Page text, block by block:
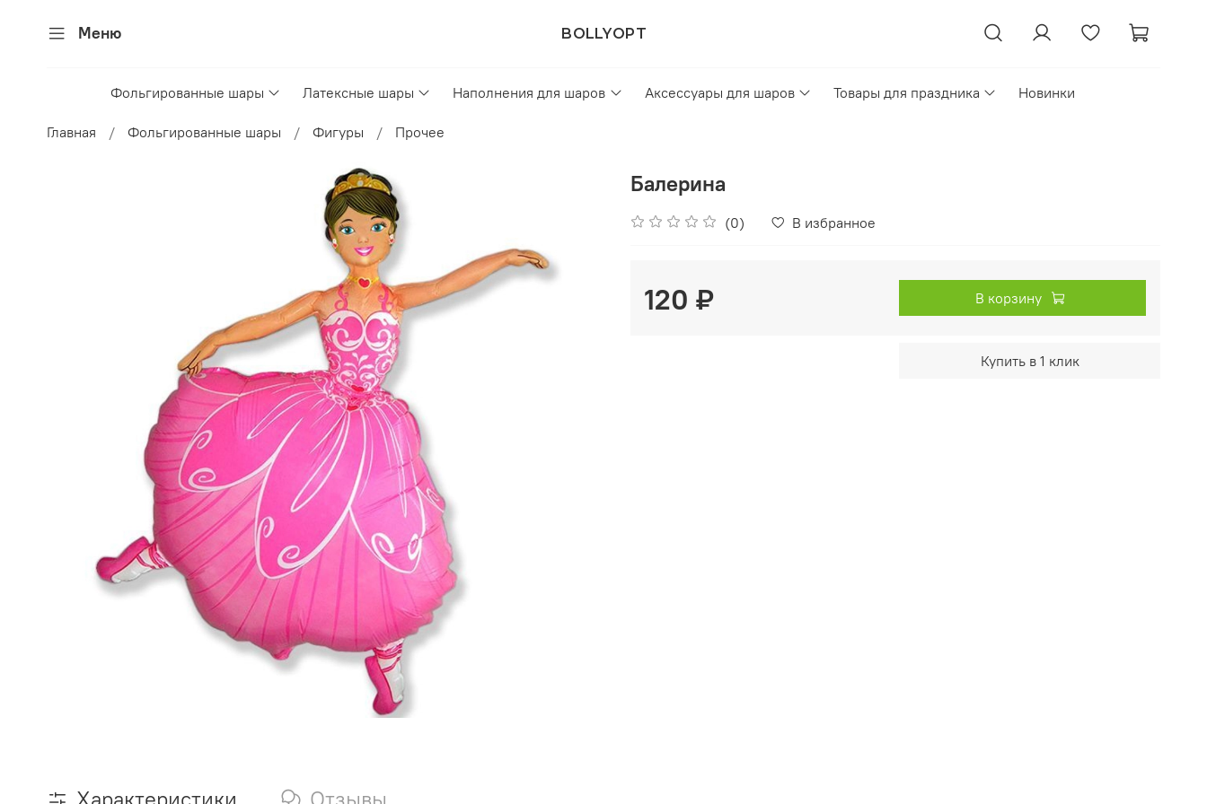
Меню BOLLYOPT
Фольгированные шары Латексные шары Наполнения для шаров Аксессуары для шаров Товары для праздника Новинки
Главная Фольгированные шары Фигуры Прочее
Балерина
(0) В избранное
120 ₽ В корзину
Купить в 1 клик
Характеристики Отзывы